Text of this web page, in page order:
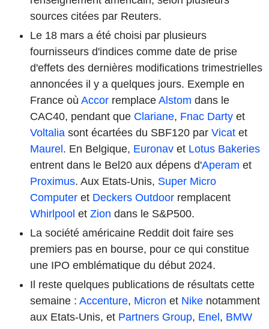
sources citées par Reuters.
Le 18 mars a été choisi par plusieurs
fournisseurs d'indices comme date de prise
d'effets des dernières modifications trimestrielles
annoncées il y a quelques jours. Exemple en
France où Accor remplace Alstom dans le
CAC40, pendant que Clariane, Fnac Darty et
Voltalia sont écartées du SBF120 par Vicat et
Maurel. En Belgique, Euronav et Lotus Bakeries
entrent dans le Bel20 aux dépens d'Aperam et
Proximus. Aux Etats-Unis, Super Micro
Computer et Deckers Outdoor remplacent
Whirlpool et Zion dans le S&P500.
La société américaine Reddit doit faire ses
premiers pas en bourse, pour ce qui constitue
une IPO emblématique du début 2024.
Il reste quelques publications de résultats cette
semaine : Accenture, Micron et Nike notamment
aux Etats-Unis, et Partners Group, Enel, BMW